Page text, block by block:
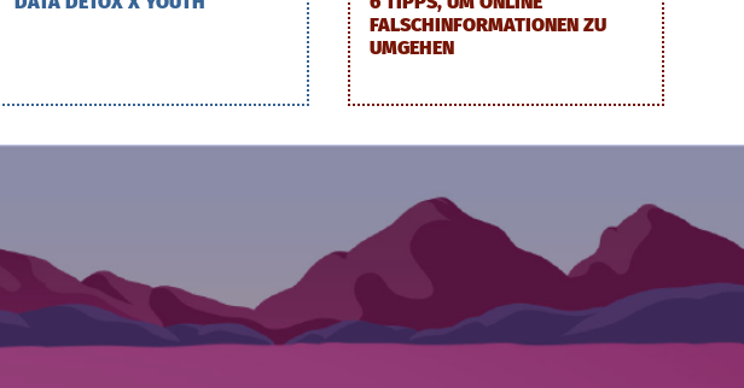
FALSCHINFORMATIONEN ZU
UMGEHEN